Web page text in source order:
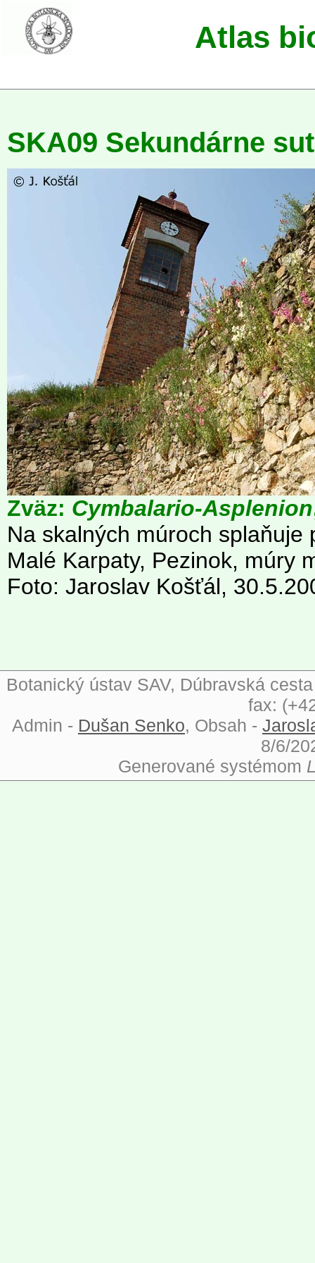
Atlas
SKA09 Sekundárne
Zväz: Cymbalario-Asplenion
Na skalných múroch splaňuje
Malé Karpaty, Pezinok, múry
Foto: Jaroslav Košťál,
Botanický ústav SAV, Dúbravská
fax:
Admin - Dušan Senko, Obsah -
8/6/
Generované systémom